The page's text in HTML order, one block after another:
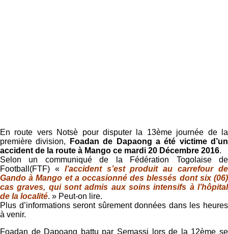
En route vers Notsè pour disputer la 13ème journée de la
première division,
Foadan de Dapaong a été victime d’un
accident de la route à Mango ce mardi 20 Décembre 2016.
Selon un communiqué de la Fédération Togolaise de
Football(FTF) «l’accident s’est produit au carrefour de
Gando à Mango et a occasionné des blessés dont six (06)
cas graves, qui sont admis aux soins intensifs à l’hôpital
de la localité. » Peut-on lire.
Plus d’informations seront sûrement données dans les heures
à venir.
Foadan de Dapoang battu par Semassi lors de la 12ème se